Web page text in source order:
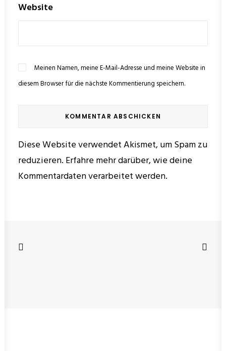
Website
Meinen Namen, meine E-Mail-Adresse und meine Website in
diesem Browser für die nächste Kommentierung speichern.
Diese Website verwendet Akismet, um Spam zu
reduzieren. Erfahre mehr darüber, wie deine
Kommentardaten verarbeitet werden.